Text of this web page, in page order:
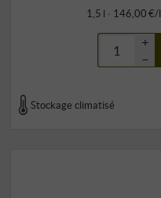
1,5 l · 146,00 €/l
+
–
Stockage climatisé